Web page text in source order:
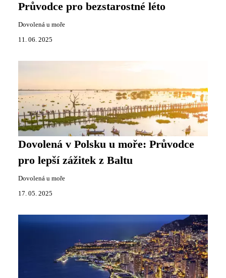
Průvodce pro bezstarostné léto
Dovolená u moře
11. 06. 2025
Dovolená v Polsku u moře: Průvodce
pro lepší zážitek z Baltu
Dovolená u moře
17. 05. 2025